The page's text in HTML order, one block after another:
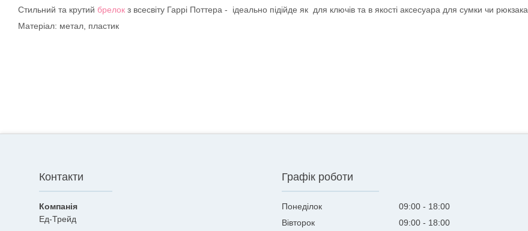
Стильний та крутий брелок з всесвіту Гаррі Поттера - ідеально підійде як для ключів та в якості аксесуара для сумки чи рюкзака.
Матеріал: метал, пластик
Контакти
Ед-Трейд
Графік роботи
Понеділок 09:00
18:00
Вівторок
09:00
18:00